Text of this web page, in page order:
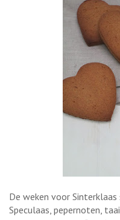
De weken voor
Speculaas, pepernoten,